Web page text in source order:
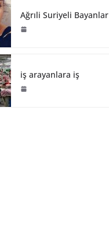
Ağrıli Suriyeli Bayanlar
iş arayanlara iş